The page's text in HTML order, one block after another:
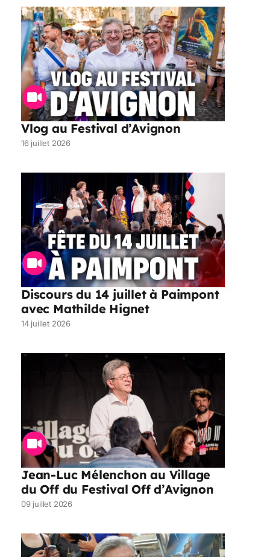
Vlog au Festival d’Avignon
16 juillet 2026
Discours du 14 juillet à Paimpont
avec Mathilde Hignet
14 juillet 2026
Jean-Luc Mélenchon au Village
du Off du Festival Off d’Avignon
09 juillet 2026